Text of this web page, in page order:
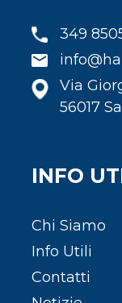
349
Via
56017
INFO
Chi Siamo
Info Utili
Contatti